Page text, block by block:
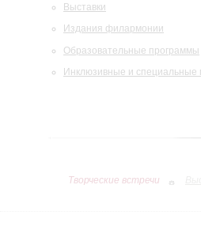
Выставки
Издания филармонии
Образовательные программы
Инклюзивные и специальные
Творческие встречи